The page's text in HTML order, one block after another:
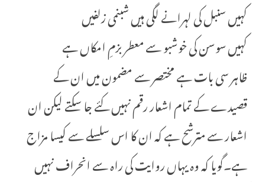
کہیں سنبل کی لہرانے لگی ہیں شبنمی زلفیں
کہیں سوسن کی خوشبو سے معطر بزمِ امکاں ہے
ظاہر سی بات ہے مختصر سے مضمون میں ان کے
قصیدے کے تمام اشعار رقم نہیں کئے جا سکتے لیکن ان
اشعار سے مترشح ہے کہ ان کا اس سلسلے سے کیسا مزاج
ہے۔گویا کہ وہ یہاں روایت کی راہ سے انحراف نہیں